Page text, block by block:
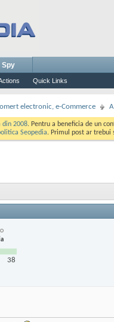
Quick Links
Spy
electronic, e-Commerce
din 2008. Pentru a beneficia de un
Seopedia. Primul post ar trebui
38